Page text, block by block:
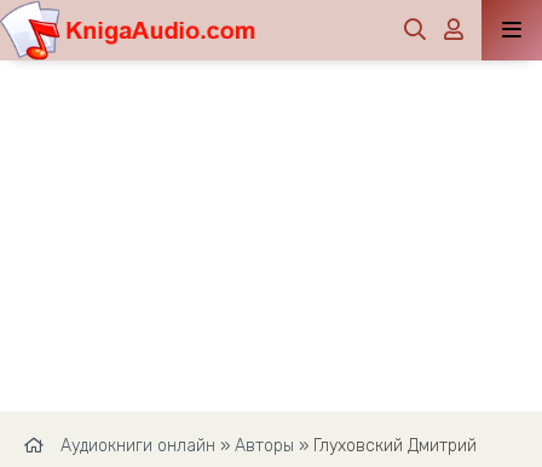
Аудиокниги онлайн » Авторы » Глуховский Дмитрий